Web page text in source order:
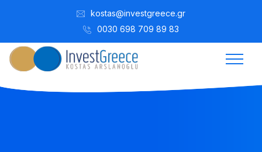
kostas@investgreece.gr
0030 698 709 89 83